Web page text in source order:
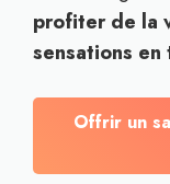
profiter de la
sensations
Offrir un